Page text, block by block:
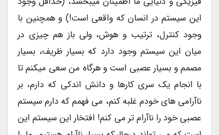
این سیستم در انسان که واقعی است!) و همچنین با
وجود کنترل، ترتیب و هوش، ولی باز هم چیزی در
میان این سیستم وجود دارد که بسیار ظریف، بسیار
مصمم و بسیار عصبی است و هرگاه من سعی میکنم تا
با انجام یک سری کارها و دانش اندکی که دارم، بر
ناآرامی های خودم غلبه کنم، می فهمم که دارم سیستم
عصبی خود را ناآرام تر می کنم! افتخار این سیستم این